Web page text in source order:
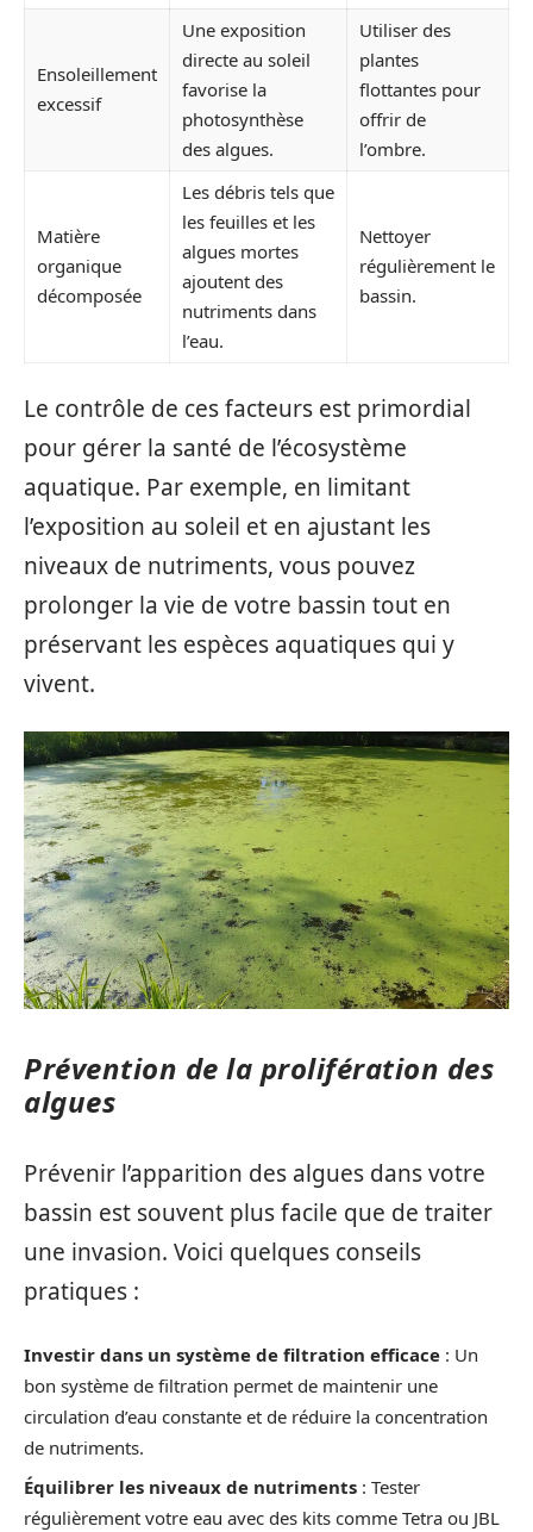
Ensoleillement
excessif
Une exposition
directe au soleil
favorise la
photosynthèse
des algues.
Utiliser des
plantes
flottantes pour
offrir de
l’ombre.
Matière
organique
décomposée
Les débris tels que
les feuilles et les
algues mortes
ajoutent des
nutriments dans
l’eau.
Nettoyer
régulièrement le
bassin.
Le contrôle de ces facteurs est primordial
pour gérer la santé de l’écosystème
aquatique. Par exemple, en limitant
l’exposition au soleil et en ajustant les
niveaux de nutriments, vous pouvez
prolonger la vie de votre bassin tout en
préservant les espèces aquatiques qui y
vivent.
Prévention de la prolifération des
algues
Prévenir l’apparition des algues dans votre
bassin est souvent plus facile que de traiter
une invasion. Voici quelques conseils
pratiques :
Investir dans un système de filtration efficace : Un
bon système de filtration permet de maintenir une
circulation d’eau constante et de réduire la concentration
de nutriments.
Équilibrer les niveaux de nutriments : Tester
régulièrement votre eau avec des kits comme Tetra ou JBL